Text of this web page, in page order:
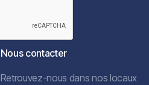
Nous contacter
Retrouvez-nous dans nos locaux